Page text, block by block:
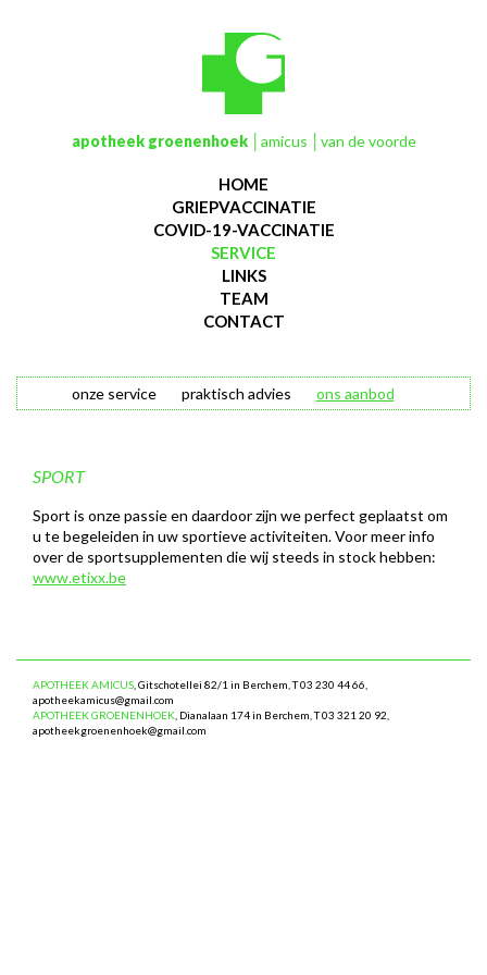
apotheek groenenhoek│amicus │van de voorde
HOME
GRIEPVACCINATIE
COVID-19-VACCINATIE
SERVICE
LINKS
TEAM
CONTACT
onze service praktisch advies ons aanbod
SPORT
Sport is onze passie en daardoor zijn we perfect geplaatst om
u te begeleiden in uw sportieve activiteiten. Voor meer info
over de sportsupplementen die wij steeds in stock hebben:
www.etixx.be
APOTHEEK AMICUS , Gitschotellei 82/1 in Berchem, T 03 230 44 66,
apotheekamicus@gmail.com
APOTHEEK GROENENHOEK , Dianalaan 174 in Berchem, T 03 321 20 92,
apotheekgroenenhoek@gmail.com